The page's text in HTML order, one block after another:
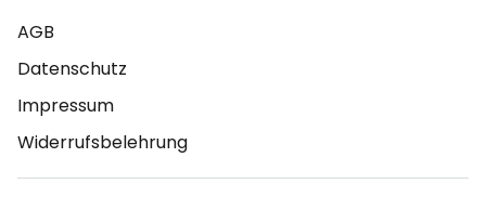
AGB
Datenschutz
Impressum
Widerrufsbelehrung